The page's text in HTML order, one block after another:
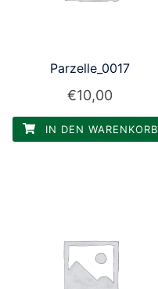
Parzelle_0017
€10,00
IN DEN WARENKORB